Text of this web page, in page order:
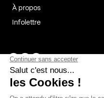
À propos
Infolettre
Page Facebook de
Page Instagram de
Page Linkedin de